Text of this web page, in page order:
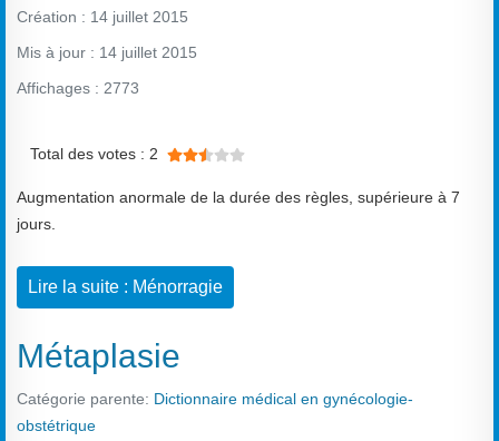
Création : 14 juillet 2015
Mis à jour : 14 juillet 2015
Affichages : 2773
Total des votes : 2
Augmentation anormale de la durée des règles, supérieure à 7
jours.
Lire la suite : Ménorragie
Métaplasie
Catégorie parente: Dictionnaire médical en gynécologie-
obstétrique